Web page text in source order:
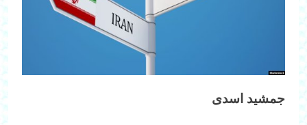
جمشید اسدی